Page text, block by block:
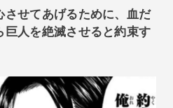
させてあげるために、血だ
巨人を絶滅させると約束す